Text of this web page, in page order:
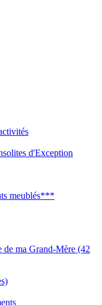
d'Exception
meublés***
de ma Grand-Mère (42